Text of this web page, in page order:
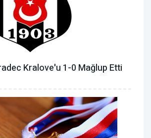
Kralove'u 1-0 Mağlup Etti